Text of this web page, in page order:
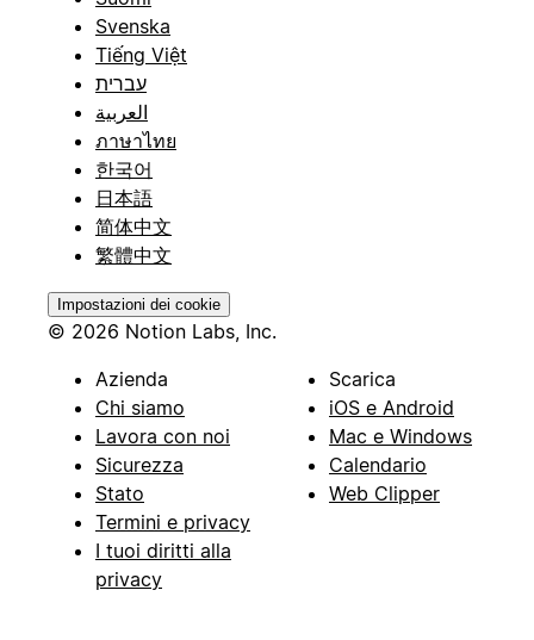
Svenska
Tiếng Việt
עברית
العربية
ภาษาไทย
한국어
日本語
简体中文
繁體中文
Impostazioni dei cookie
© 2026 Notion Labs, Inc.
Azienda
Chi siamo
Lavora con noi
Sicurezza
Stato
Termini e privacy
I tuoi diritti alla
privacy
Scarica
iOS e Android
Mac e Windows
Calendario
Web Clipper